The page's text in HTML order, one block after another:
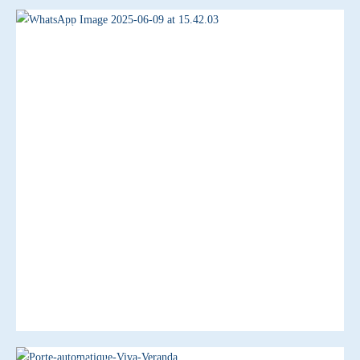
Aluminium